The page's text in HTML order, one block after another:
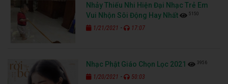
Nhảy Thiếu Nhi Hiện Đại Nhạc Trẻ Em
Vui Nhộn Sôi Động Hay Nhất
5150
1/21/2021 - 17:07
Nhạc Phật Giáo Chọn Lọc 2021 3956
1/20/2021 - 50:03